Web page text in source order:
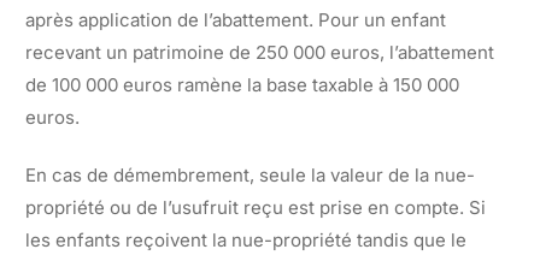
après application de l’abattement. Pour un enfant
recevant un patrimoine de 250 000 euros, l’abattement
de 100 000 euros ramène la base taxable à 150 000
euros.
En cas de démembrement, seule la valeur de la nue-
propriété ou de l’usufruit reçu est prise en compte. Si
les enfants reçoivent la nue-propriété tandis que le